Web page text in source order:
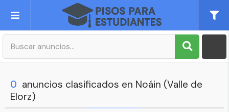
Publica tu Anuncio
Mi cuenta
0 anuncios clasificados en Noáin (Valle de
Elorz)